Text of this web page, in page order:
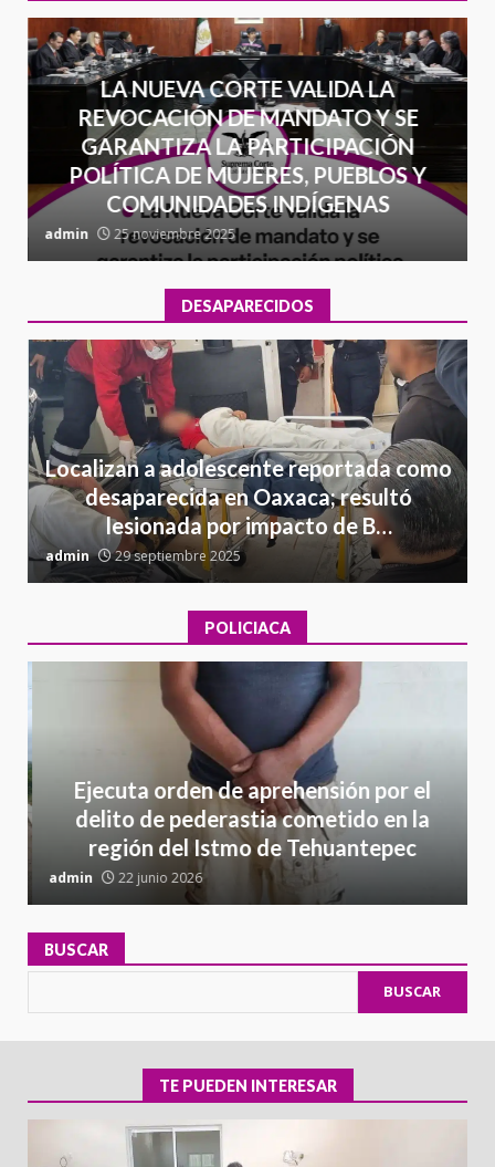
LA NUEVA CORTE VALIDA LA
REVOCACIÓN DE MANDATO Y SE
GARANTIZA LA PARTICIPACIÓN
POLÍTICA DE MUJERES, PUEBLOS Y
COMUNIDADES INDÍGENAS
admin 25 noviembre 2025
DESAPARECIDOS
Localizan a adolescente reportada como
desaparecida en Oaxaca; resultó
lesionada por impacto de B…
admin 29 septiembre 2025
POLICIACA
Ejecuta orden de aprehensión por el
delito de pederastia cometido en la
región del Istmo de Tehuantepec
admin 22 junio 2026
BUSCAR
BUSCAR
TE PUEDEN INTERESAR